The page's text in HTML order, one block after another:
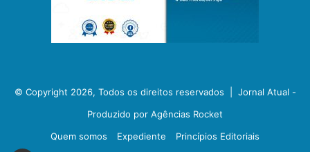
© Copyright 2026, Todos os direitos reservados | Jornal Atual -
Produzido por Agências Rocket
Quem somos
Expediente Princípios Editoriais